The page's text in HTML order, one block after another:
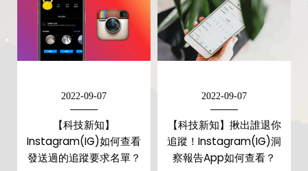
2022-09-07
【科技新知】
Instagram(IG)如何查看
發送過的追蹤要求名單？
2022-09-07
【科技新知】揪出誰退你
追蹤！Instagram(IG)洞
察報告App如何查看？